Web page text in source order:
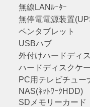
無線LANﾙｰﾀｰ
無停電電源装置
ペンタブレット
USBハブ
外付けハードディ
ハードディスクケ
PC用テレビチュー
NAS(ﾈｯﾄﾜｰｸHDD)
SDメモリーカード